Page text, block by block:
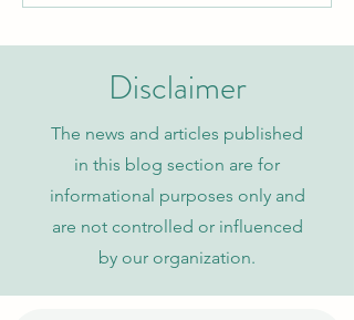
التنفيذي والتعليم العالي مع
الجامعة السويسرية الدولية
Disclaimer
The news and articles published
in this blog section are for
informational purposes only and
are not controlled or influenced
by our organization.